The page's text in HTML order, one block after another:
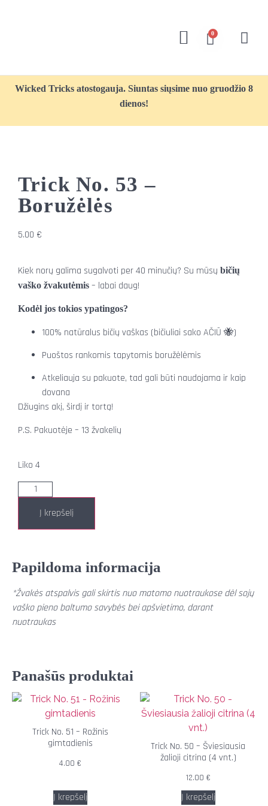
0
Wicked Tricks atostogauja. Siuntas siųsime nuo gruodžio 8
dienos!
Trick No. 53 –
Boružėlės
5.00 €
Kiek norų galima sugalvoti per 40 minučių? Su mūsų bičių
vaško žvakutėmis – labai daug!
Kodėl jos tokios ypatingos?
100% natūralus bičių vaškas (bičiuliai sako AČIŪ 🐝)
Puoštos rankomis tapytomis boružėlėmis
Atkeliauja su pakuote, tad gali būti naudojama ir kaip
dovana
Džiugins akį, širdį ir tortą!
P.S. Pakuotėje – 13 žvakelių
Liko 4
Į krepšelį
Papildoma informacija
*Žvakės atspalvis gali skirtis nuo matomo nuotraukose dėl sojų
vaško pieno baltumo savybės bei apšvietimo, darant
nuotraukas
Panašūs produktai
Trick No. 51 – Rožinis
gimtadienis
4.00 €
Į krepšelį
Trick No. 50 – Šviesiausia
žalioji citrina (4 vnt.)
12.00 €
Į krepšelį